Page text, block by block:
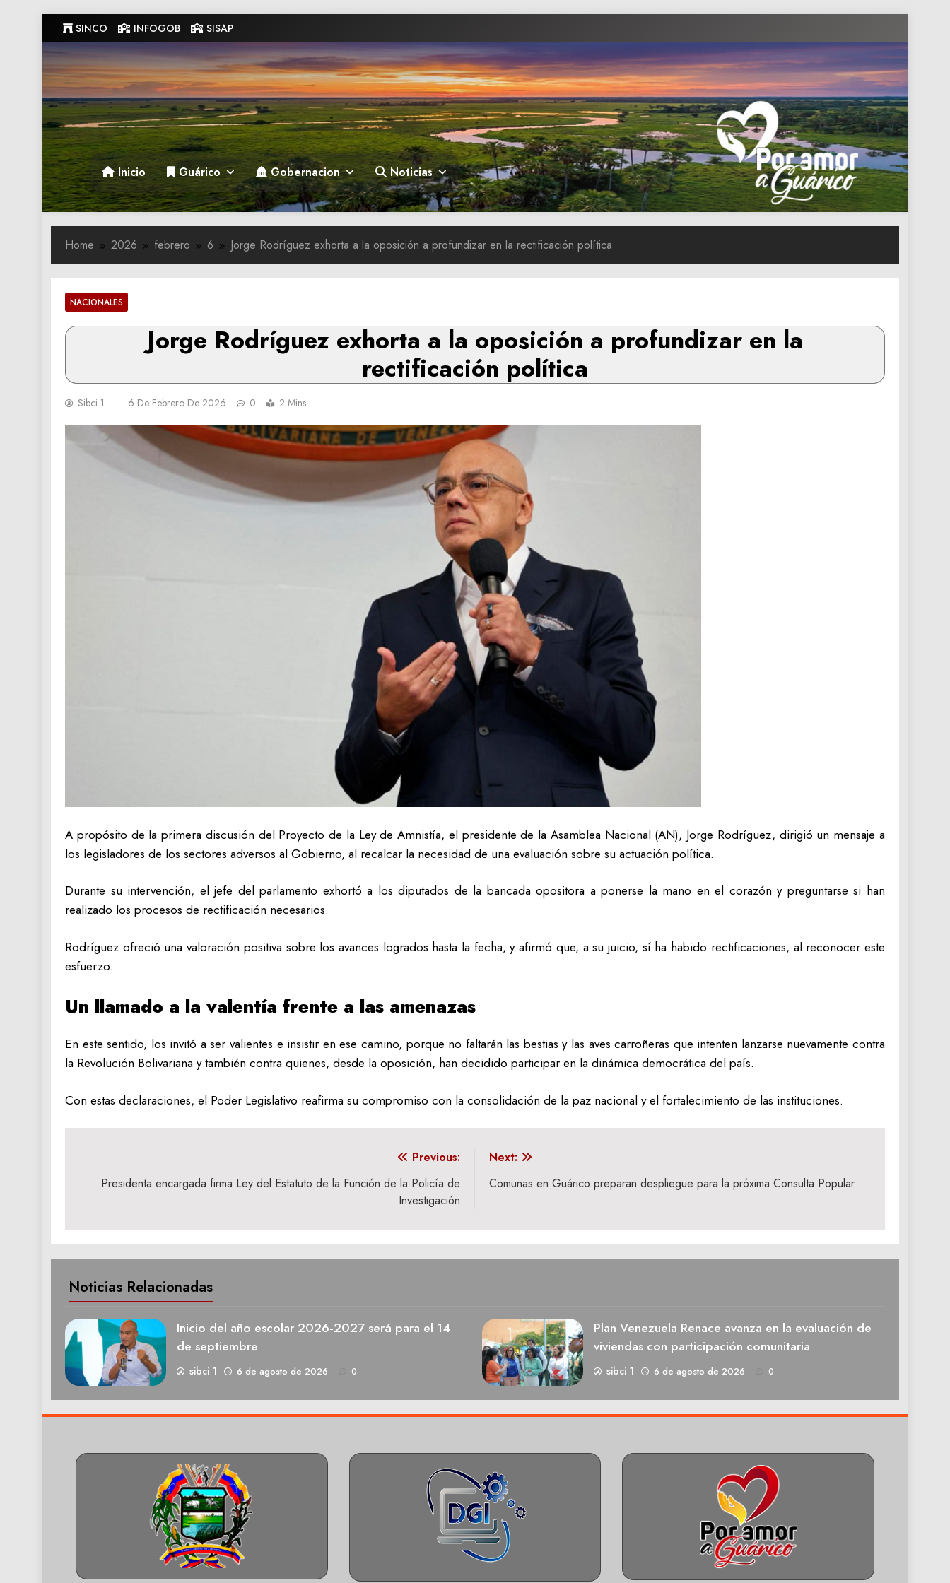
to
content
SINCO INFOGOB SISAP
Gobernacion de Guarico
Gobernacion de Guarico
Inicio Guárico Gobernacion Noticias
Home 2026 febrero 6 Jorge Rodríguez exhorta a la oposición a profundizar en la rectificación política
NACIONALES
Jorge Rodríguez exhorta a la oposición a profundizar en la
rectificación política
Sibci 1 6 De Febrero De 2026 0 2 Mins
A propósito de la primera discusión del Proyecto de la Ley de Amnistía, el presidente de la Asamblea Nacional (AN), Jorge Rodríguez, dirigió un mensaje a
los legisladores de los sectores adversos al Gobierno, al recalcar la necesidad de una evaluación sobre su actuación política.
Durante su intervención, el jefe del parlamento exhortó a los diputados de la bancada opositora a ponerse la mano en el corazón y preguntarse si han
realizado los procesos de rectificación necesarios.
Rodríguez ofreció una valoración positiva sobre los avances logrados hasta la fecha, y afirmó que, a su juicio, sí ha habido rectificaciones, al reconocer este
esfuerzo.
Un llamado a la valentía frente a las amenazas
En este sentido, los invitó a ser valientes e insistir en ese camino, porque no faltarán las bestias y las aves carroñeras que intenten lanzarse nuevamente contra
la Revolución Bolivariana y también contra quienes, desde la oposición, han decidido participar en la dinámica democrática del país.
Con estas declaraciones, el Poder Legislativo reafirma su compromiso con la consolidación de la paz nacional y el fortalecimiento de las instituciones.
Previous:
Presidenta encargada firma Ley del Estatuto de la Función de la Policía de
Investigación
Next:
Comunas en Guárico preparan despliegue para la próxima Consulta Popular
Noticias Relacionadas
Inicio del año escolar 2026-2027 será para el 14
de septiembre
sibci 1 6 de agosto de 2026 0
Plan Venezuela Renace avanza en la evaluación de
viviendas con participación comunitaria
sibci 1 6 de agosto de 2026 0